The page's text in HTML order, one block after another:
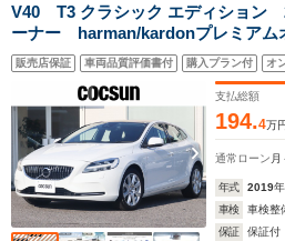
V40 T3 クラシック エディション
ーナー harman/kardonプレミア
マガラスルーフ モダンウッドパ
革シート パワーシート シートヒ
グストップ 禁煙車
販売店保証 車両品質評価書付 購入プラン付 オ
支払総額
194.4万
通常ローン 月
年式 2019年
車検
車検整
保証
保証付